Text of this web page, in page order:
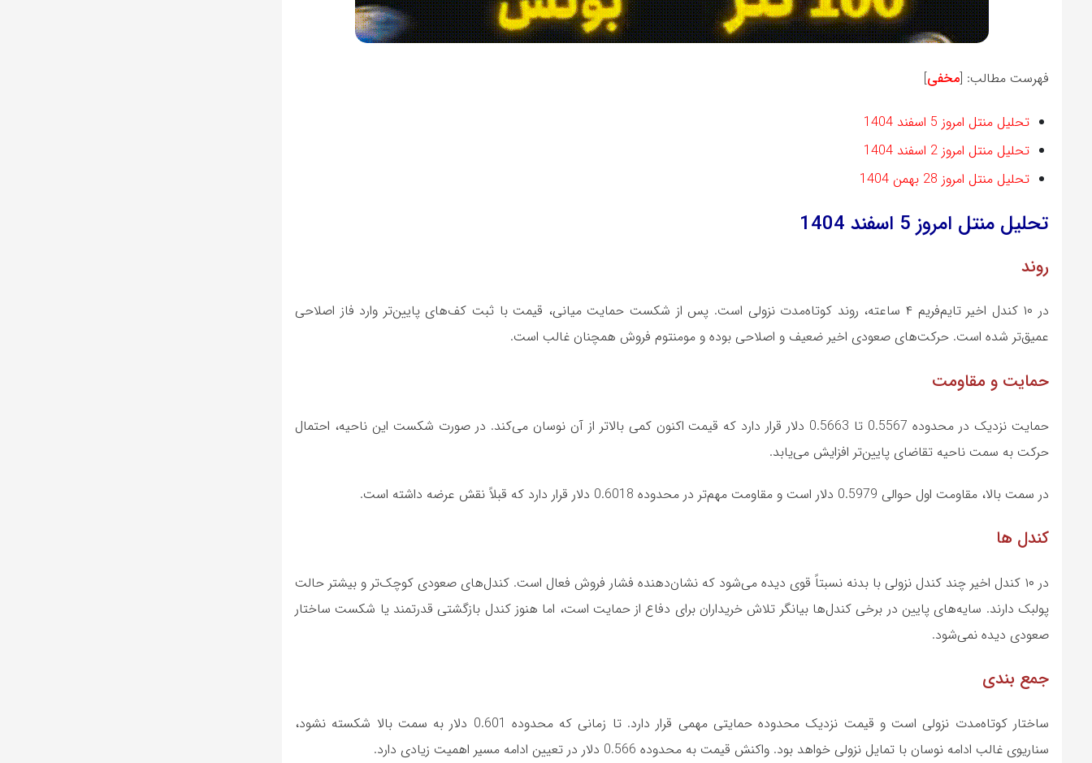
فهرست مطالب: [مخفی]
تحلیل منتل امروز 5 اسفند 1404
تحلیل منتل امروز 2 اسفند 1404
تحلیل منتل امروز 28 بهمن 1404
تحلیل منتل امروز 5 اسفند 1404
روند
در ۱۰ کندل اخیر تایم‌فریم ۴ ساعته، روند کوتاه‌مدت نزولی است. پس از شکست حمایت میانی، قیمت با ثبت کف‌های پایین‌تر وارد فاز اصلاحی
عمیق‌تر شده است. حرکت‌های صعودی اخیر ضعیف و اصلاحی بوده و مومنتوم فروش همچنان غالب است.
حمایت و مقاومت
حمایت نزدیک در محدوده 0.5567 تا 0.5663 دلار قرار دارد که قیمت اکنون کمی بالاتر از آن نوسان می‌کند. در صورت شکست این ناحیه، احتمال
حرکت به سمت ناحیه تقاضای پایین‌تر افزایش می‌یابد.
در سمت بالا، مقاومت اول حوالی 0.5979 دلار است و مقاومت مهم‌تر در محدوده 0.6018 دلار قرار دارد که قبلاً نقش عرضه داشته است.
کندل ها
در ۱۰ کندل اخیر چند کندل نزولی با بدنه نسبتاً قوی دیده می‌شود که نشان‌دهنده فشار فروش فعال است. کندل‌های صعودی کوچک‌تر و بیشتر حالت
پولبک دارند. سایه‌های پایین در برخی کندل‌ها بیانگر تلاش خریداران برای دفاع از حمایت است، اما هنوز کندل بازگشتی قدرتمند یا شکست ساختار
صعودی دیده نمی‌شود.
جمع بندی
ساختار کوتاه‌مدت نزولی است و قیمت نزدیک محدوده حمایتی مهمی قرار دارد. تا زمانی که محدوده 0.601 دلار به سمت بالا شکسته نشود،
سناریوی غالب ادامه نوسان با تمایل نزولی خواهد بود. واکنش قیمت به محدوده 0.566 دلار در تعیین ادامه مسیر اهمیت زیادی دارد.